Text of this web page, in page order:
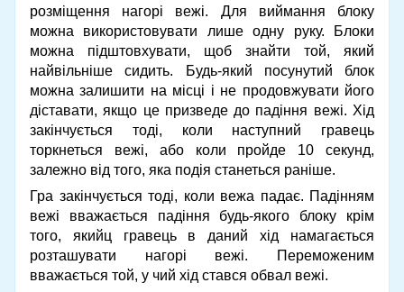
розміщення нагорі вежі. Для виймання блоку
можна використовувати лише одну руку. Блоки
можна підштовхувати, щоб знайти той, який
найвільніше сидить. Будь-який посунутий блок
можна залишити на місці і не продовжувати його
діставати, якщо це призведе до падіння вежі. Хід
закінчується тоді, коли наступний гравець
торкнеться вежі, або коли пройде 10 секунд,
залежно від того, яка подія станеться раніше.
Гра закінчується тоді, коли вежа падає. Падінням
вежі вважається падіння будь-якого блоку крім
того, якийц гравець в даний хід намагається
розташувати нагорі вежі. Переможеним
вважається той, у чий хід стався обвал вежі.